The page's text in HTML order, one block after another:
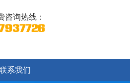
咨询热线：
系我们